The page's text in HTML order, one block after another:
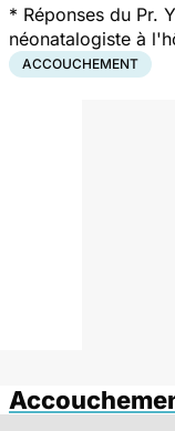
* Réponses du Pr.
néonatalogiste à
ACCOUCHEMENT